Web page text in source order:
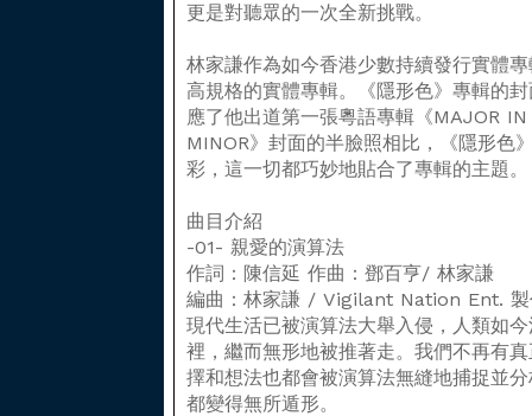
更是對聽眾的一次全新挑戰。
林家謙作為如今香港少數持續發行實體
高規格的實體專輯。《隱形色》專輯的
應了他出道第一張粵語專輯《MAJOR
MINOR》封面的半臉照相比，《隱形色
彩，這一切都巧妙地貼合了專輯的主題。
曲目介紹
-01- 親愛的演算法
作詞：陳信延 作曲：鄧百亨/ 林家謙
編曲：林家謙 / Vigilant Nation Ent. 製
現代生活已被演算法大舉入侵，人類如
裡，繼而無形地被推著走。我們不再有
擇和想法也都會被演算法無縫地捕捉並
都變得無所遁形。